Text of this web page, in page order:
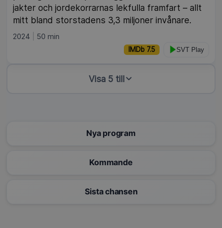
jakter och jordekorrarnas lekfulla framfart – allt
mitt bland storstadens 3,3 miljoner invånare.
2024 50 min
IMDb 7.5 SVT Play
Visa 5 till
Nya program
Kommande
Sista chansen